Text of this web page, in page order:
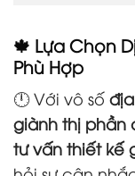
🍁 Lựa Chọn
Phù Hợp
🕛 Với vô số
giành thị phần
tư vấn thiết kế